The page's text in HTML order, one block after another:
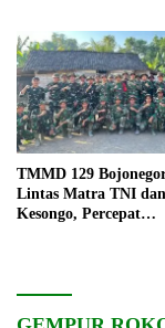
TMMD 129
Lintas Matra TNI
Kesongo, Percepat